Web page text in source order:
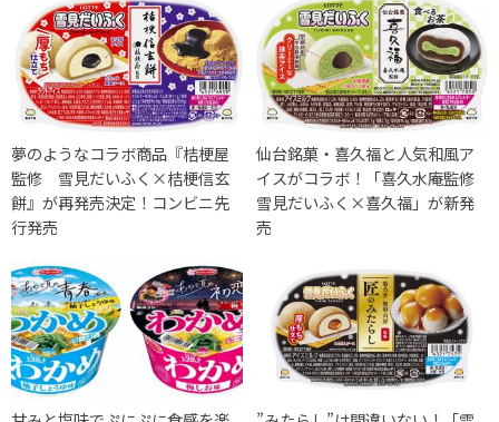
夢のようなコラボ商品『桔梗屋
監修 雪見だいふく×桔梗信玄
餅』が再発売決定！コンビニ先
行発売
仙台銘菓・喜久福と人気和風ア
イスがコラボ！「喜久水庵監修
雪見だいふく×喜久福」が新発
売